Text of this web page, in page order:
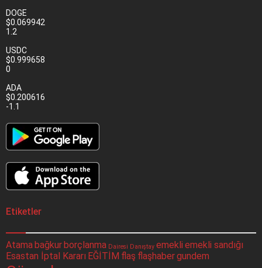
DOGE
$0.069942
1.2
USDC
$0.999658
0
ADA
$0.200616
-1.1
Etiketler
Atama bağkur borçlanma Dairesi Danıştay emekliemekli sandığı
Esastan İptal Kararı EĞİTİM flaş flaşhabergundem